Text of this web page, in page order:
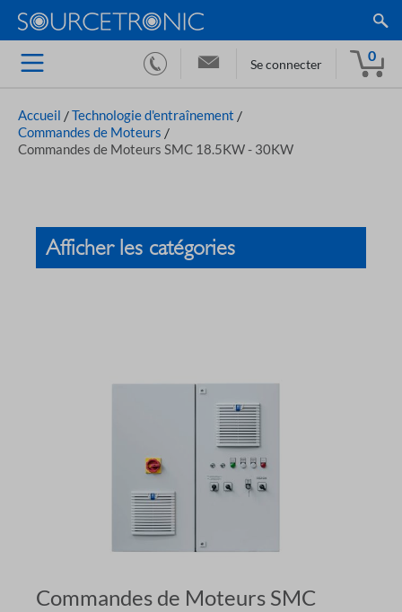
Se connecter
0
Accueil /Technologie d'entraînement /
Commandes de Moteurs /
Commandes de Moteurs SMC 18.5KW - 30KW
Afficher les catégories
Commandes de Moteurs SMC